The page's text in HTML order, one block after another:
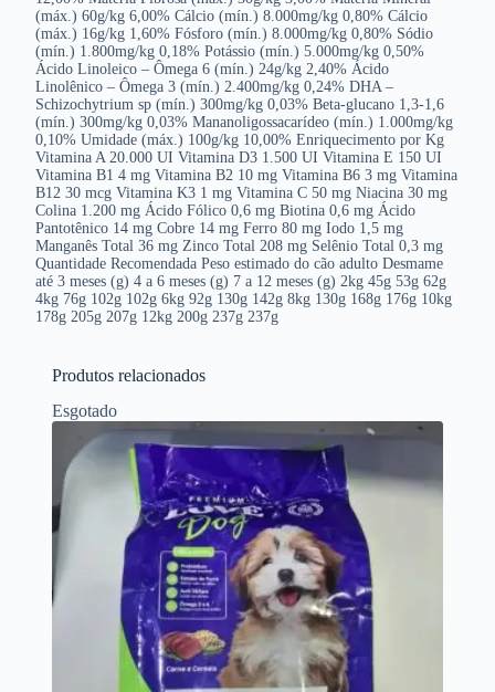
(máx.) 60g/kg 6,00% Cálcio (mín.) 8.000mg/kg 0,80% Cálcio
(máx.) 16g/kg 1,60% Fósforo (mín.) 8.000mg/kg 0,80% Sódio
(mín.) 1.800mg/kg 0,18% Potássio (mín.) 5.000mg/kg 0,50%
Ácido Linoleico – Ômega 6 (mín.) 24g/kg 2,40% Ácido
Linolênico – Ômega 3 (mín.) 2.400mg/kg 0,24% DHA –
Schizochytrium sp (mín.) 300mg/kg 0,03% Beta-glucano 1,3-1,6
(mín.) 300mg/kg 0,03% Mananoligossacarídeo (mín.) 1.000mg/kg
0,10% Umidade (máx.) 100g/kg 10,00% Enriquecimento por Kg
Vitamina A 20.000 UI Vitamina D3 1.500 UI Vitamina E 150 UI
Vitamina B1 4 mg Vitamina B2 10 mg Vitamina B6 3 mg Vitamina
B12 30 mcg Vitamina K3 1 mg Vitamina C 50 mg Niacina 30 mg
Colina 1.200 mg Ácido Fólico 0,6 mg Biotina 0,6 mg Ácido
Pantotênico 14 mg Cobre 14 mg Ferro 80 mg Iodo 1,5 mg
Manganês Total 36 mg Zinco Total 208 mg Selênio Total 0,3 mg
Quantidade Recomendada Peso estimado do cão adulto Desmame
até 3 meses (g) 4 a 6 meses (g) 7 a 12 meses (g) 2kg 45g 53g 62g
4kg 76g 102g 102g 6kg 92g 130g 142g 8kg 130g 168g 176g 10kg
178g 205g 207g 12kg 200g 237g 237g
Produtos relacionados
Esgotado